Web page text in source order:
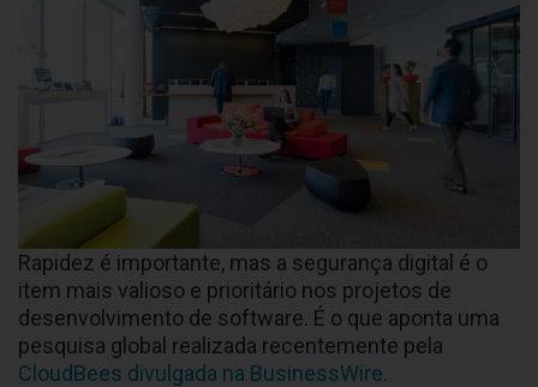
Rapidez é importante, mas a segurança digital é o
item mais valioso e prioritário nos projetos de
desenvolvimento de software. É o que aponta uma
pesquisa global realizada recentemente pela
CloudBees divulgada na BusinessWire.